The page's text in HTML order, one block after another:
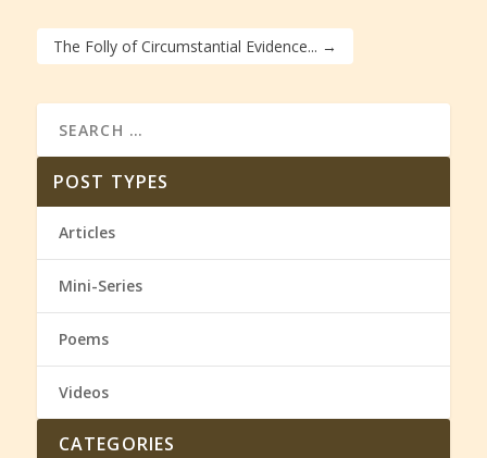
The Folly of Circumstantial Evidence... →
POST TYPES
Articles
Mini-Series
Poems
Videos
CATEGORIES